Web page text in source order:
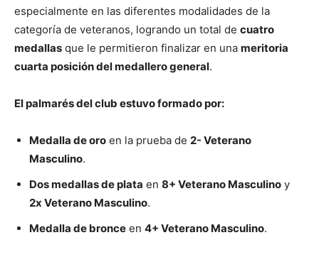
especialmente en las diferentes modalidades de la
categoría de veteranos, logrando un total de cuatro
medallas que le permitieron finalizar en una meritoria
cuarta posición del medallero general.
El palmarés del club estuvo formado por:
Medalla de oro en la prueba de 2- Veterano
Masculino.
Dos medallas de plata en 8+ Veterano Masculino y
2x Veterano Masculino.
Medalla de bronce en 4+ Veterano Masculino.